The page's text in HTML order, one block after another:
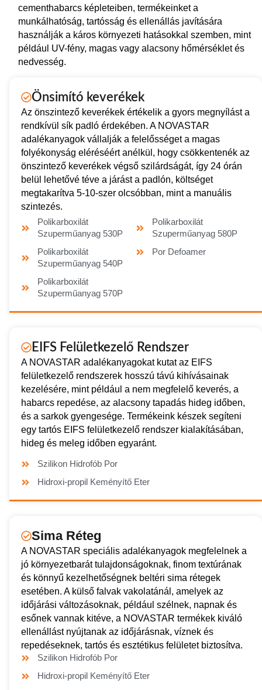
cementhabarcs képleteiben, termékeinket a
munkálhatóság, tartósság és ellenállás javítására
használják a káros környezeti hatásokkal szemben, mint
például UV-fény, magas vagy alacsony hőmérséklet és
nedvesség.
Önsimító keverékek
Az önszintező keverékek értékelik a gyors megnyílást a
rendkívül sík padló érdekében. A NOVASTAR
adalékanyagok vállalják a felelősséget a magas
folyékonyság eléréséért anélkül, hogy csökkentenék az
önszintező keverékek végső szilárdságát, így 24 órán
belül lehetővé téve a járást a padlón, költséget
megtakarítva 5-10-szer olcsóbban, mint a manuális
szintezés.
Polikarboxilát
Szuperműanyag 530P
Polikarboxilát
Szuperműanyag 540P
Polikarboxilát
Szuperműanyag 570P
Polikarboxilát
Szuperműanyag 580P
Por Defoamer
EIFS Felületkezelő Rendszer
A NOVASTAR adalékanyagokat kutat az EIFS
felületkezelő rendszerek hosszú távú kihívásainak
kezelésére, mint például a nem megfelelő keverés, a
habarcs repedése, az alacsony tapadás hideg időben,
és a sarkok gyengesége. Termékeink készek segíteni
egy tartós EIFS felületkezelő rendszer kialakításában,
hideg és meleg időben egyaránt.
Szilikon Hidrofób Por
Hidroxi-propil Keményítő Eter
Sima Réteg
A NOVASTAR speciális adalékanyagok megfelelnek a
jó környezetbarát tulajdonságoknak, finom textúrának
és könnyű kezelhetőségnek beltéri sima rétegek
esetében. A külső falvak vakolatánál, amelyek az
időjárási változásoknak, például szélnek, napnak és
esőnek vannak kitéve, a NOVASTAR termékek kiváló
ellenállást nyújtanak az időjárásnak, víznek és
repedéseknek, tartós és esztétikus felületet biztosítva.
Szilikon Hidrofób Por
Hidroxi-propil Keményítő Eter